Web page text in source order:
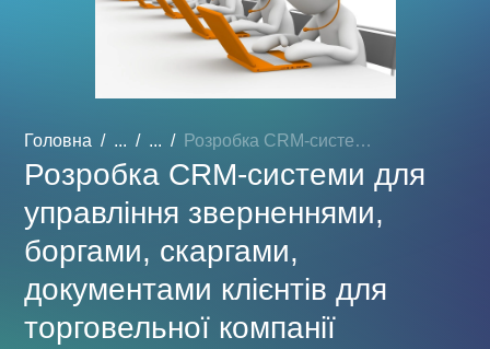
Головна ... ... Розробка CRM-системи для ...
Розробка CRM-системи для
управління зверненнями,
боргами, скаргами,
документами клієнтів для
торговельної компанії